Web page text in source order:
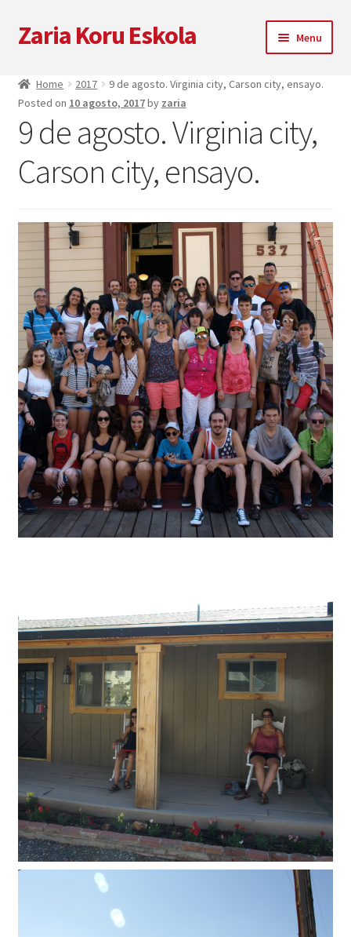
Skip
to
Skip
to
Zaria Koru Eskola Menu
Zaria Koru Eskola
el
hijo
el
menú
Colaboraciones
Zarialagun
Newsletter
Tienda
Home 2017
9 de agosto. Virginia city, Carson city, ensayo.
Posted on 10 agosto, 2017by zaria
9 de agosto. Virginia city,
Carson city, ensayo.